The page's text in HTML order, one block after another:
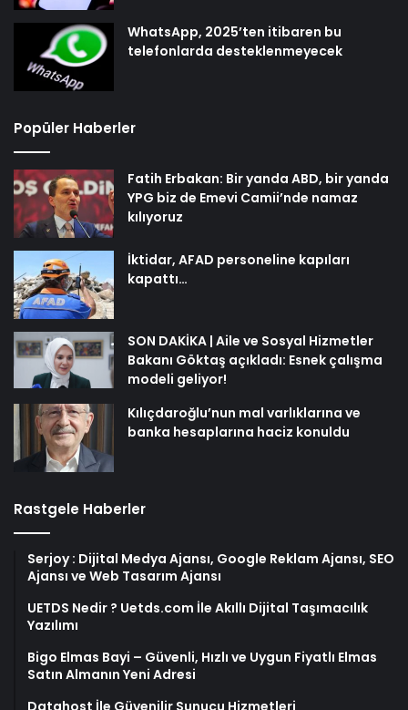
WhatsApp, 2025’ten itibaren bu
telefonlarda desteklenmeyecek
Popüler Haberler
Fatih Erbakan: Bir yanda ABD, bir yanda
YPG biz de Emevi Camii’nde namaz
kılıyoruz
İktidar, AFAD personeline kapıları
kapattı…
SON DAKİKA | Aile ve Sosyal Hizmetler
Bakanı Göktaş açıkladı: Esnek çalışma
modeli geliyor!
Kılıçdaroğlu’nun mal varlıklarına ve
banka hesaplarına haciz konuldu
Rastgele Haberler
Serjoy : Dijital Medya Ajansı, Google Reklam Ajansı, SEO
Ajansı ve Web Tasarım Ajansı
UETDS Nedir ? Uetds.com İle Akıllı Dijital Taşımacılık
Yazılımı
Bigo Elmas Bayi – Güvenli, Hızlı ve Uygun Fiyatlı Elmas
Satın Almanın Yeni Adresi